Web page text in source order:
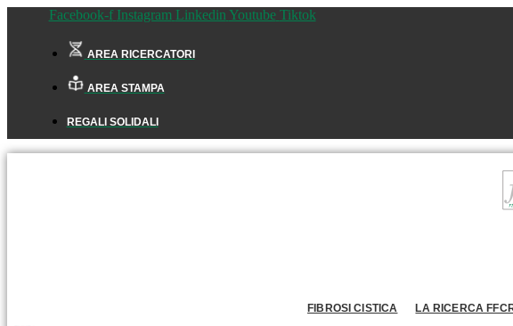
Facebook-f Instagram Linkedin Youtube Tiktok
AREA RICERCATORI
AREA STAMPA
REGALI SOLIDALI
FIBROSI CISTICA LA RICERCA